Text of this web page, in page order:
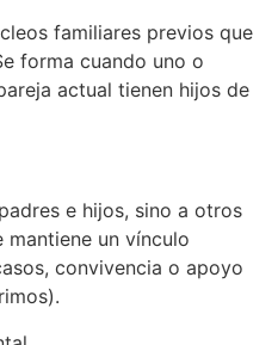
familiares previos que
forma cuando uno o
actual tienen hijos de
e hijos, sino a otros
mantiene un vínculo
convivencia o apoyo